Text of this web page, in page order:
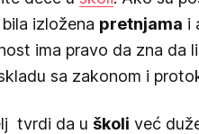
izložena pretnjama i
ima pravo da zna da
sa zakonom i
tvrdi da u školi već